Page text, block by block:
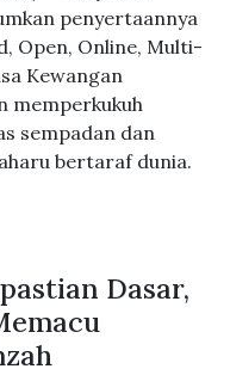
penyertaannya
Open, Online, Multi-
Kewangan
memperkukuh
sempadan dan
bertaraf dunia.
Dasar,